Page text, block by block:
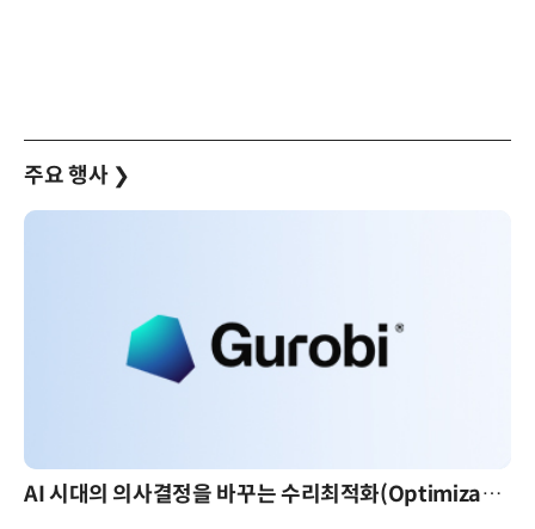
주요 행사 ❯
AI 시대의 의사결정을 바꾸는 수리최적화(Optimization): 실제 산업 적용 사례와 활용 전략